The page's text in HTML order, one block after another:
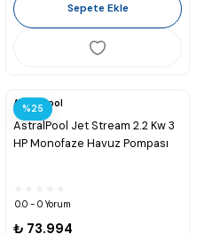
Sepete Ekle
%25
Astralpool
AstralPool Jet Stream 2.2 Kw 3
HP Monofaze Havuz Pompası
0.0 - 0 Yorum
₺ 73.994